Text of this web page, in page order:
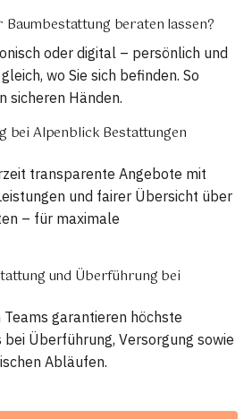
Baumbestattung beraten lassen?
oder digital – persönlich und
wo Sie sich befinden. So
sicheren Händen.
bei Alpenblick Bestattungen
transparente Angebote mit
und fairer Übersicht über
– für maximale
und Überführung bei
garantieren höchste
Überführung, Versorgung sowie
Abläufen.